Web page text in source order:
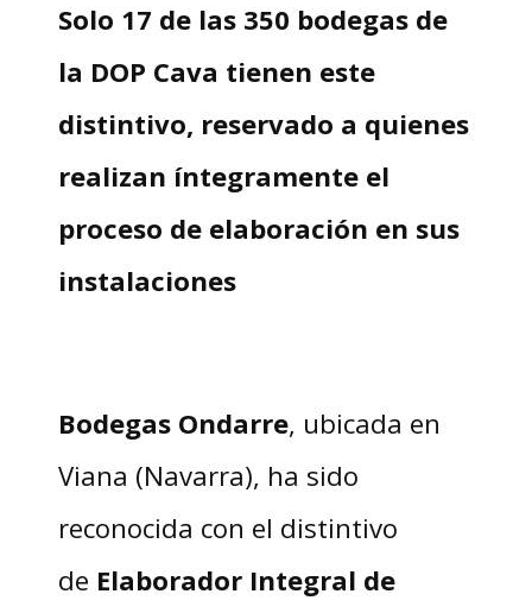
Solo 17 de las 350 bodegas de
la DOP Cava tienen este
distintivo, reservado a quienes
realizan íntegramente el
proceso de elaboración en sus
instalaciones
Bodegas Ondarre, ubicada en
Viana (Navarra), ha sido
reconocida con el distintivo
de Elaborador Integral de